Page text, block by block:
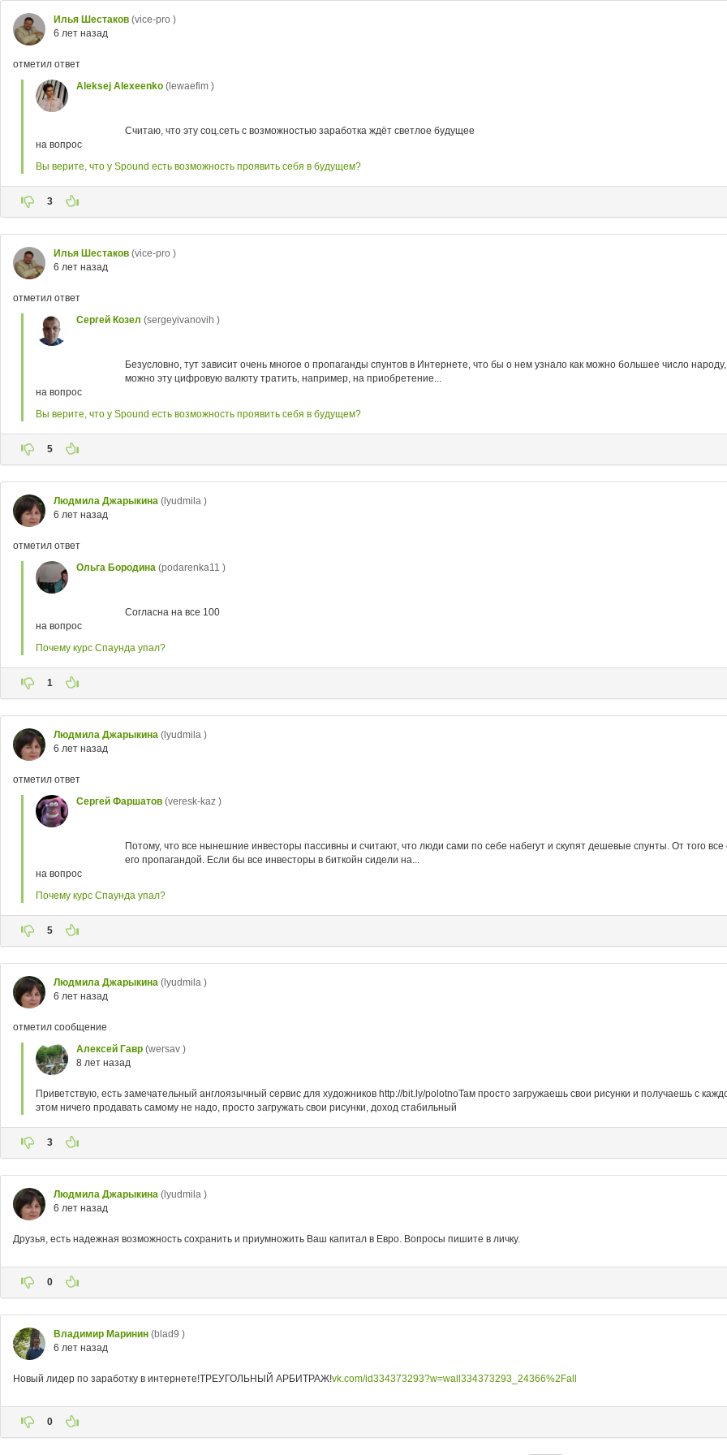
Илья Шестаков (vice-pro )
6 лет назад
отметил ответ
Aleksej Alexeenko (lewaefim )
Считаю, что эту соц.сеть с возможностью заработка ждёт светлое будущее
на вопрос
Вы верите, что у Spound есть возможность проявить себя в будущем?
3
Илья Шестаков (vice-pro )
6 лет назад
отметил ответ
Сергей Козел (sergeyivanovih )
Безусловно, тут зависит очень многое о пропаганды спунтов в Интернете, что бы о нем узнало как можно большее число
можно эту цифровую валюту тратить, например, на приобретение...
на вопрос
Вы верите, что у Spound есть возможность проявить себя в будущем?
5
Людмила Джарыкина (lyudmila )
6 лет назад
отметил ответ
Ольга Бородина (podarenka11 )
Согласна на все 100
на вопрос
Почему курс Спаунда упал?
1
Людмила Джарыкина (lyudmila )
6 лет назад
отметил ответ
Сергей Фаршатов (veresk-kaz )
Потому, что все нынешние инвесторы пассивны и считают, что люди сами по себе набегут и скупят дешевые спунты. От того
его пропагандой. Если бы все инвесторы в биткойн сидели на...
на вопрос
Почему курс Спаунда упал?
5
Людмила Джарыкина (lyudmila )
6 лет назад
отметил сообщение
Алексей Гавр (wersav )
8 лет назад
Приветствую, есть замечательный англоязычный сервис для художников http://bit.ly/polotnoТам просто загружаешь свои рисунки и получаешь с
этом ничего продавать самому не надо, просто загружать свои рисунки, доход стабильный
3
Людмила Джарыкина (lyudmila )
6 лет назад
Друзья, есть надежная возможность сохранить и приумножить Ваш капитал в Евро. Вопросы пишите в личку.
0
Владимир Маринин (blad9 )
6 лет назад
Новый лидер по заработку в интернете!ТРЕУГОЛЬНЫЙ АРБИТРАЖ!vk.com/id334373293?w=wall334373293_24366%2Fall
0